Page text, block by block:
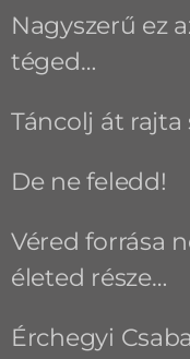
Nagyszerű ez
téged…
Táncolj át rajta
De ne feledd!
Véred forrása
életed része…
Érchegyi